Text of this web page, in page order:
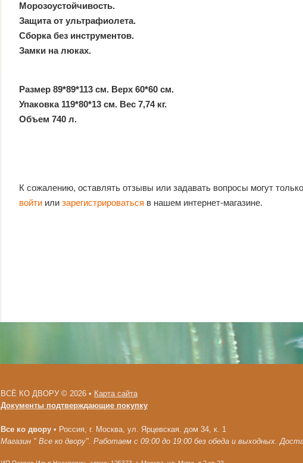
Морозоустойчивость.
Защита от ультрафиолета.
Сборка без инструментов.
Замки на люках.
Размер 89*89*113 см. Верх 60*60 см.
Упаковка 119*80*13 см. Вес 7,74 кг.
Объем 740 л.
К сожалению, оставлять отзывы или задавать вопросы могут
войти или зарегистрироваться в нашем интернет-магазине.
ВСЁ КО ДВОРУ © 2026 • Карта сайта
Документы подтверждающие покупку
Все ко двору • Россия, г. Москва, ул. Ярцевская. дом 34, к. 1
Магазин " Все ко двору". Работаем с 09:00 до 19:00 без обеда и выходных.